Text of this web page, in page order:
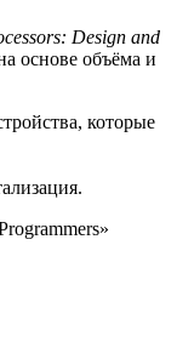
Design and
основе объёма и
которые